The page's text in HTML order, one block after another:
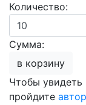
Количество:
Сумма:
в корзину
Чтобы увидеть
пройдите